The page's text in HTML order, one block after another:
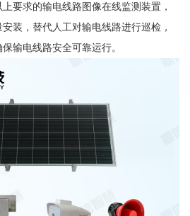
要求的输电线路图像在线监测装置，
装，替代人工对输电线路进行巡检，
输电线路安全可靠运行。